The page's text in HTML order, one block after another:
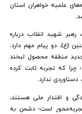
علمیه خواهران استان
شهید انقلاب درباره
(ع)، دو پیام مهم دارد:
منطقه محصول لبخند
که تجربه ثابت کرده
ندارد.
و اقتدار ملی هستند،
است؛ دشمن به